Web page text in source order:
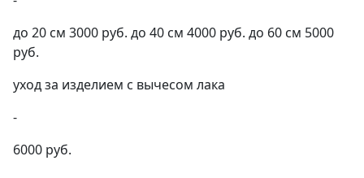
до 20 см 3000 руб. до 40 см 4000 руб. до 60 см 5000
руб.
уход за изделием с вычесом лака
-
6000 руб.